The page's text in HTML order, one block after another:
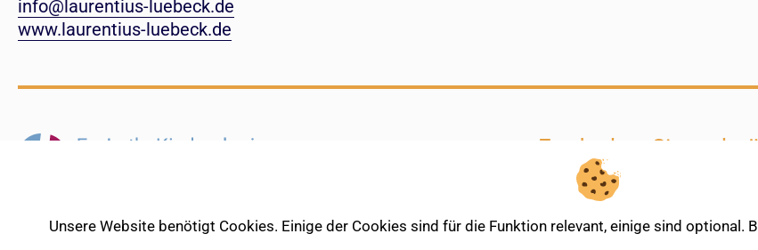
info@laurentius-luebeck.de
www.laurentius-luebeck.de
Entdecken Sie mehr
Unsere Website benötigt Cookies. Einige der Cookies sind für die Funktion relevant, einige sind optional.